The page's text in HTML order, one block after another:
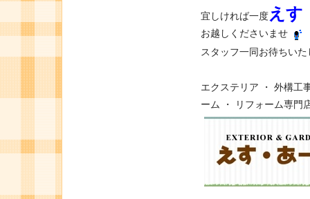
宜しければ一度 えす
お越しくださいませ
スタッフ一同お待ちい
エクステリア ・ 外構工
ーム ・ リフォーム専門